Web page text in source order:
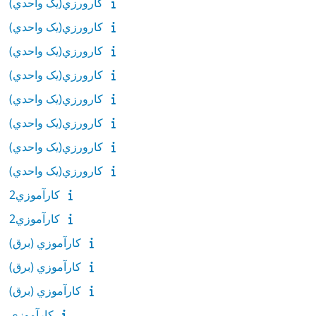
كارورزي(يک واحدي)
كارورزي(يک واحدي)
كارورزي(يک واحدي)
كارورزي(يک واحدي)
كارورزي(يک واحدي)
كارورزي(يک واحدي)
كارورزي(يک واحدي)
کارآموزي2
کارآموزي2
كارآموزي (برق)
كارآموزي (برق)
كارآموزي (برق)